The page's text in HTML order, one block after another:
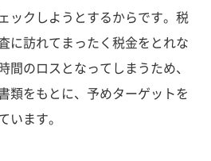
ックしようとするからです。税
に訪れてまったく税金をとれな
間のロスとなってしまうため、
類をもとに、予めターゲットを
います。